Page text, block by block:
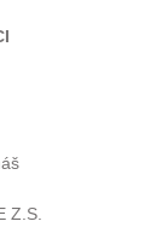
Z.S.